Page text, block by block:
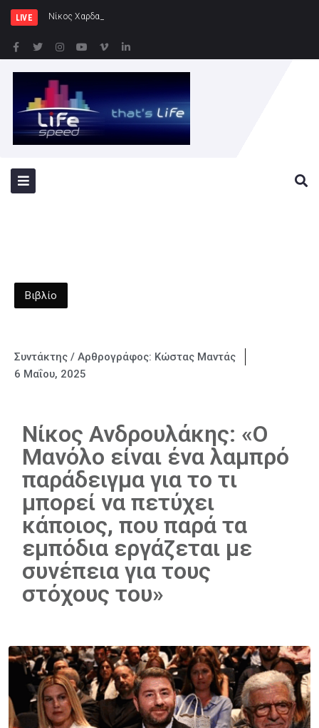
LIVE Νίκος Χαρδαλιάς: Ξεκινάμε στην Η
Βιβλίο
Συντάκτης / Αρθρογράφος: Κώστας Μαντάς
6 Μαΐου, 2025
Νίκος Ανδρουλάκης: «Ο
Μανόλο είναι ένα λαμπρό
παράδειγμα για το τι
μπορεί να πετύχει
κάποιος, που παρά τα
εμπόδια εργάζεται με
συνέπεια για τους
στόχους του»